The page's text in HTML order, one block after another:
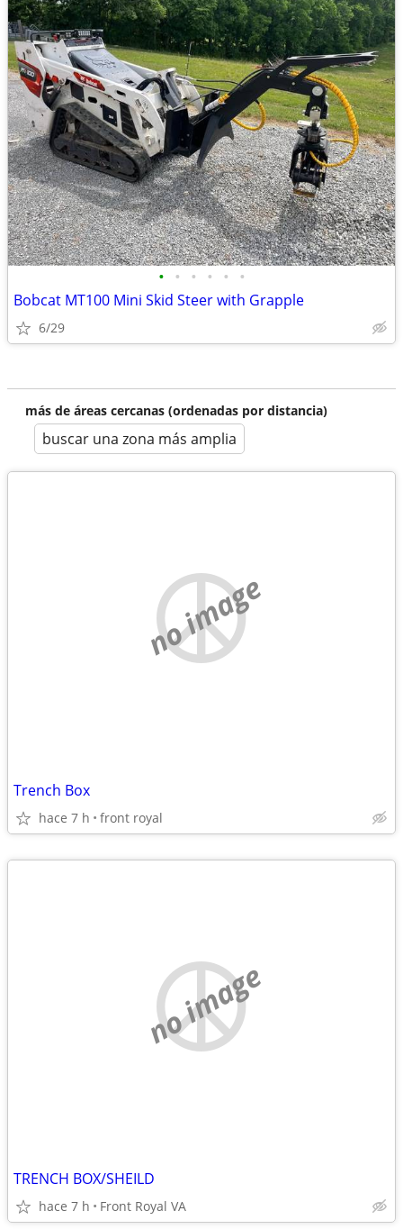
• • • • • •
Bobcat MT100 Mini Skid Steer with Grapple
6/29
más de áreas cercanas (ordenadas por distancia)
buscar una zona más amplia
no image
Trench Box
hace 7 h front royal
no image
TRENCH BOX/SHEILD
hace 7 h Front Royal VA